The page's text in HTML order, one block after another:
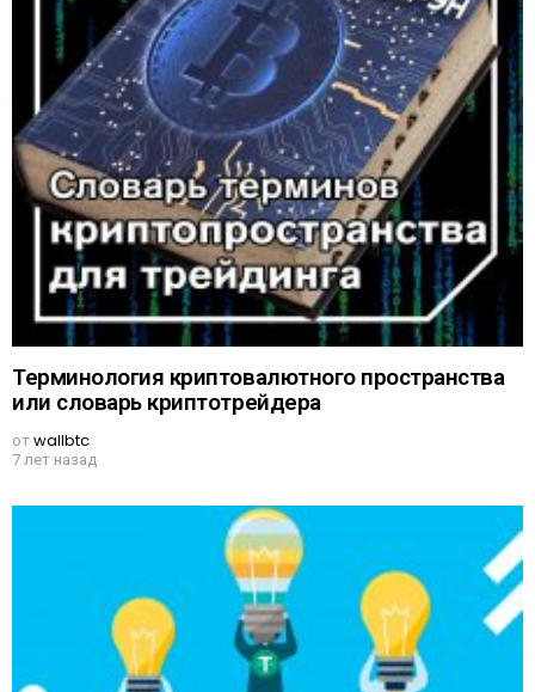
Терминология криптовалютного пространства
или словарь криптотрейдера
отwallbtc
7 лет назад